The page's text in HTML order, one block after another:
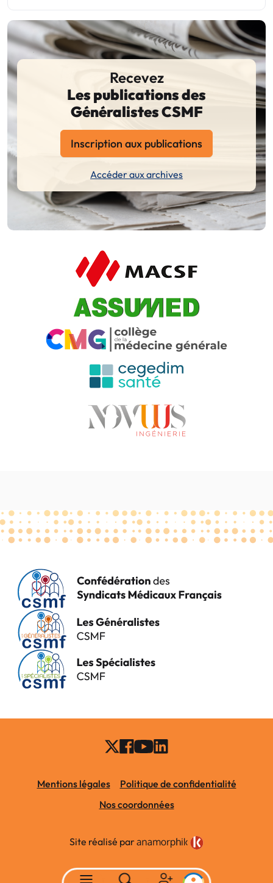
Recevez
Les publications des
Généralistes CSMF
Inscription aux publications
Accéder aux archives
Mentions légales
Politique de confidentialité
Nos coordonnées
Site réalisé par